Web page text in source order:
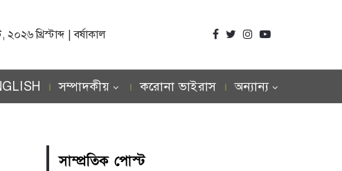
খ্রিস্টাব্দ | বর্ষাকাল
সম্পাদকীয় করোনা ভাইরাস অন্যান্য
সাম্প্রতিক পোস্ট